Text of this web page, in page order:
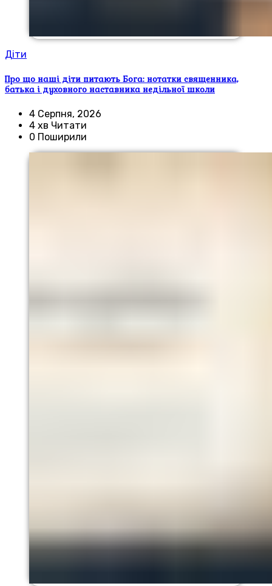
Діти
Про що наші діти питають Бога: нотатки священника,
батька і духовного наставника недільної школи
4 Серпня, 2026
4 хв Читати
0 Поширили